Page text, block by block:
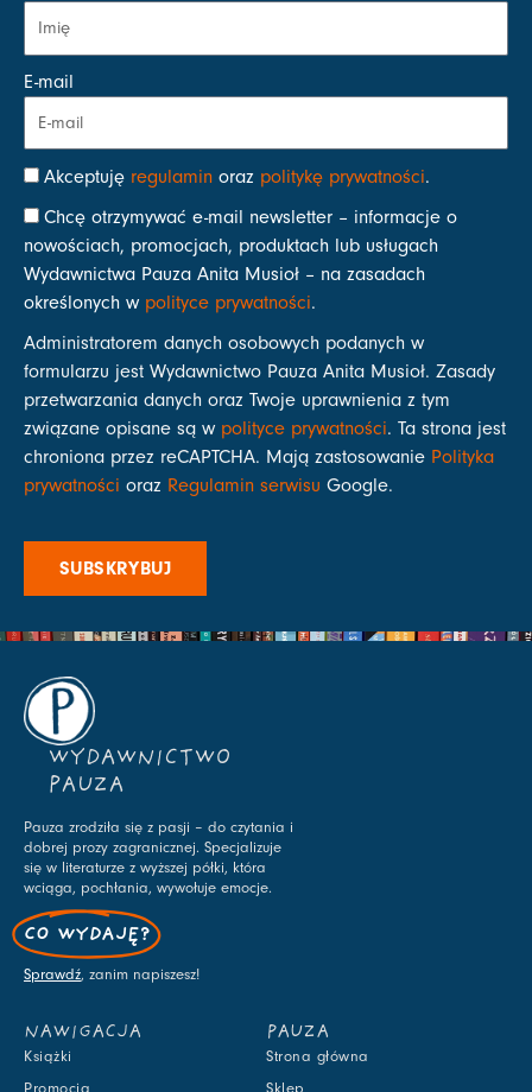
E-mail
Akceptuję regulamin oraz politykę prywatności.
Chcę otrzymywać e-mail newsletter – informacje o
nowościach, promocjach, produktach lub usługach
Wydawnictwa Pauza Anita Musioł – na zasadach
określonych w polityce prywatności.
Administratorem danych osobowych podanych w
formularzu jest Wydawnictwo Pauza Anita Musioł. Zasady
przetwarzania danych oraz Twoje uprawnienia z tym
związane opisane są w polityce prywatności. Ta strona jest
chroniona przez reCAPTCHA. Mają zastosowanie Polityka
prywatności oraz Regulamin serwisu Google.
SUBSKRYBUJ
WYDAWNICTWO
PAUZA
Pauza zrodziła się z pasji – do czytania i
dobrej prozy zagranicznej. Specjalizuje
się w literaturze z wyższej półki, która
wciąga, pochłania, wywołuje emocje.
CO WYDAJĘ?
Sprawdź, zanim napiszesz!
NAWIGACJA
Książki
Promocja
PAUZA
Strona główna
Sklep